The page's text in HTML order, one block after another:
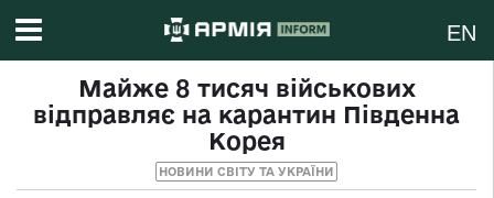
EN
Майже 8 тисяч військових
відправляє на карантин Південна
Корея
НОВИНИ СВІТУ ТА УКРАЇНИ